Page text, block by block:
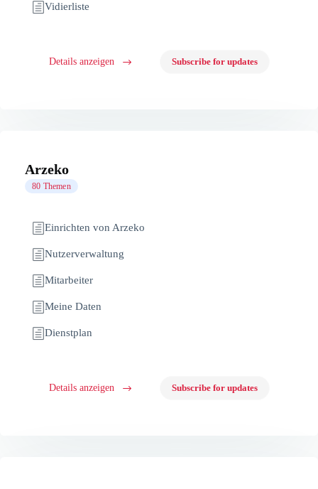
Vidierliste
Details anzeigen Subscribe for updates
Arzeko
80 Themen
Einrichten von Arzeko
Nutzerverwaltung
Mitarbeiter
Meine Daten
Dienstplan
Details anzeigen Subscribe for updates